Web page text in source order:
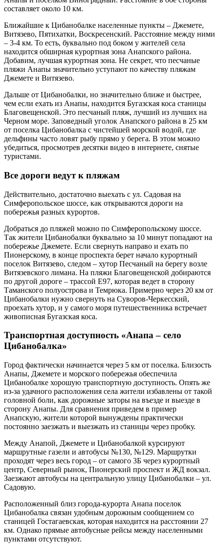
составляет около 10 км.
Ближайшие к Цибанобалке населенные пункты – Джемете,
Витязево, Пятихатки, Воскресенский. Расстояние между ними
– 3-4 км. То есть, буквально под боком у жителей села
находится обширная курортная зона Анапского района.
Добавим, лучшая курортная зона. Не секрет, что песчаные
пляжи Анапы значительно уступают по качеству пляжам
Джемете и Витязево.
Дальше от Цибанобалки, но значительно ближе и быстрее,
чем если ехать из Анапы, находится Бугазская коса станицы
Благовещенской. Это песчаный пляж, лучший из лучших на
Черном море. Заповедный уголок Анапского района в 25 км
от поселка Цибанобалка с чистейшей морской водой, где
дельфины часто ловят рыбу прямо у берега. В этом можно
убедиться, просмотрев десятки видео в интернете, снятые
туристами.
Все дороги ведут к пляжам
Действительно, достаточно выехать с ул. Садовая на
Симферопольское шоссе, как открываются дороги на
побережья разных курортов.
Добраться до пляжей можно по Симферопольскому шоссе.
Так жители Цибанобалки буквально за 10 минут попадают на
побережье Джемете. Если свернуть направо и ехать по
Пионерскому, в конце проспекта берет начало курортный
поселок Витязево, следом – хутор Песчаный на берегу возле
Витязевского лимана. На пляжи Благовещенской добираются
по другой дороге – трассой Е97, которая ведет в сторону
Таманского полуострова и Темрюка. Примерно через 20 км от
Цибанобалки нужно свернуть на Суворов-Черкесский,
проехать хутор, и у самого моря путешественника встречает
живописная Бугазская коса.
Транспортная доступность «Анапа – село
Цибанобалка»
Город фактически начинается через 5 км от поселка. Близость
Анапы, Джемете и морского побережья обеспечила
Цибанобалке хорошую транспортную доступность. Опять же
из-за удачного расположения села жители избавлены от такой
головной боли, как дорожные заторы на въезде и выезде в
сторону Анапы. Для сравнения приведем в пример
Анапскую, жители которой вынуждены практически
постоянно заезжать и выезжать из станицы через пробку.
Между Анапой, Джемете и Цибанобалкой курсируют
маршрутные газели и автобусы №130, №129. Маршрутки
проходят через весь город – от самого 3Б через курортный
центр, Северный рынок, Пионерский проспект и ЖД вокзал.
Заезжают автобусы на центральную улицу Цибанобалки – ул.
Садовую.
Расположенный близ города-курорта Анапа поселок
Цибанобалка связан удобным дорожным сообщением со
станицей Гостагаевская, которая находится на расстоянии 27
км. Однако прямые автобусные рейсы между населенными
пунктами отсутствуют.